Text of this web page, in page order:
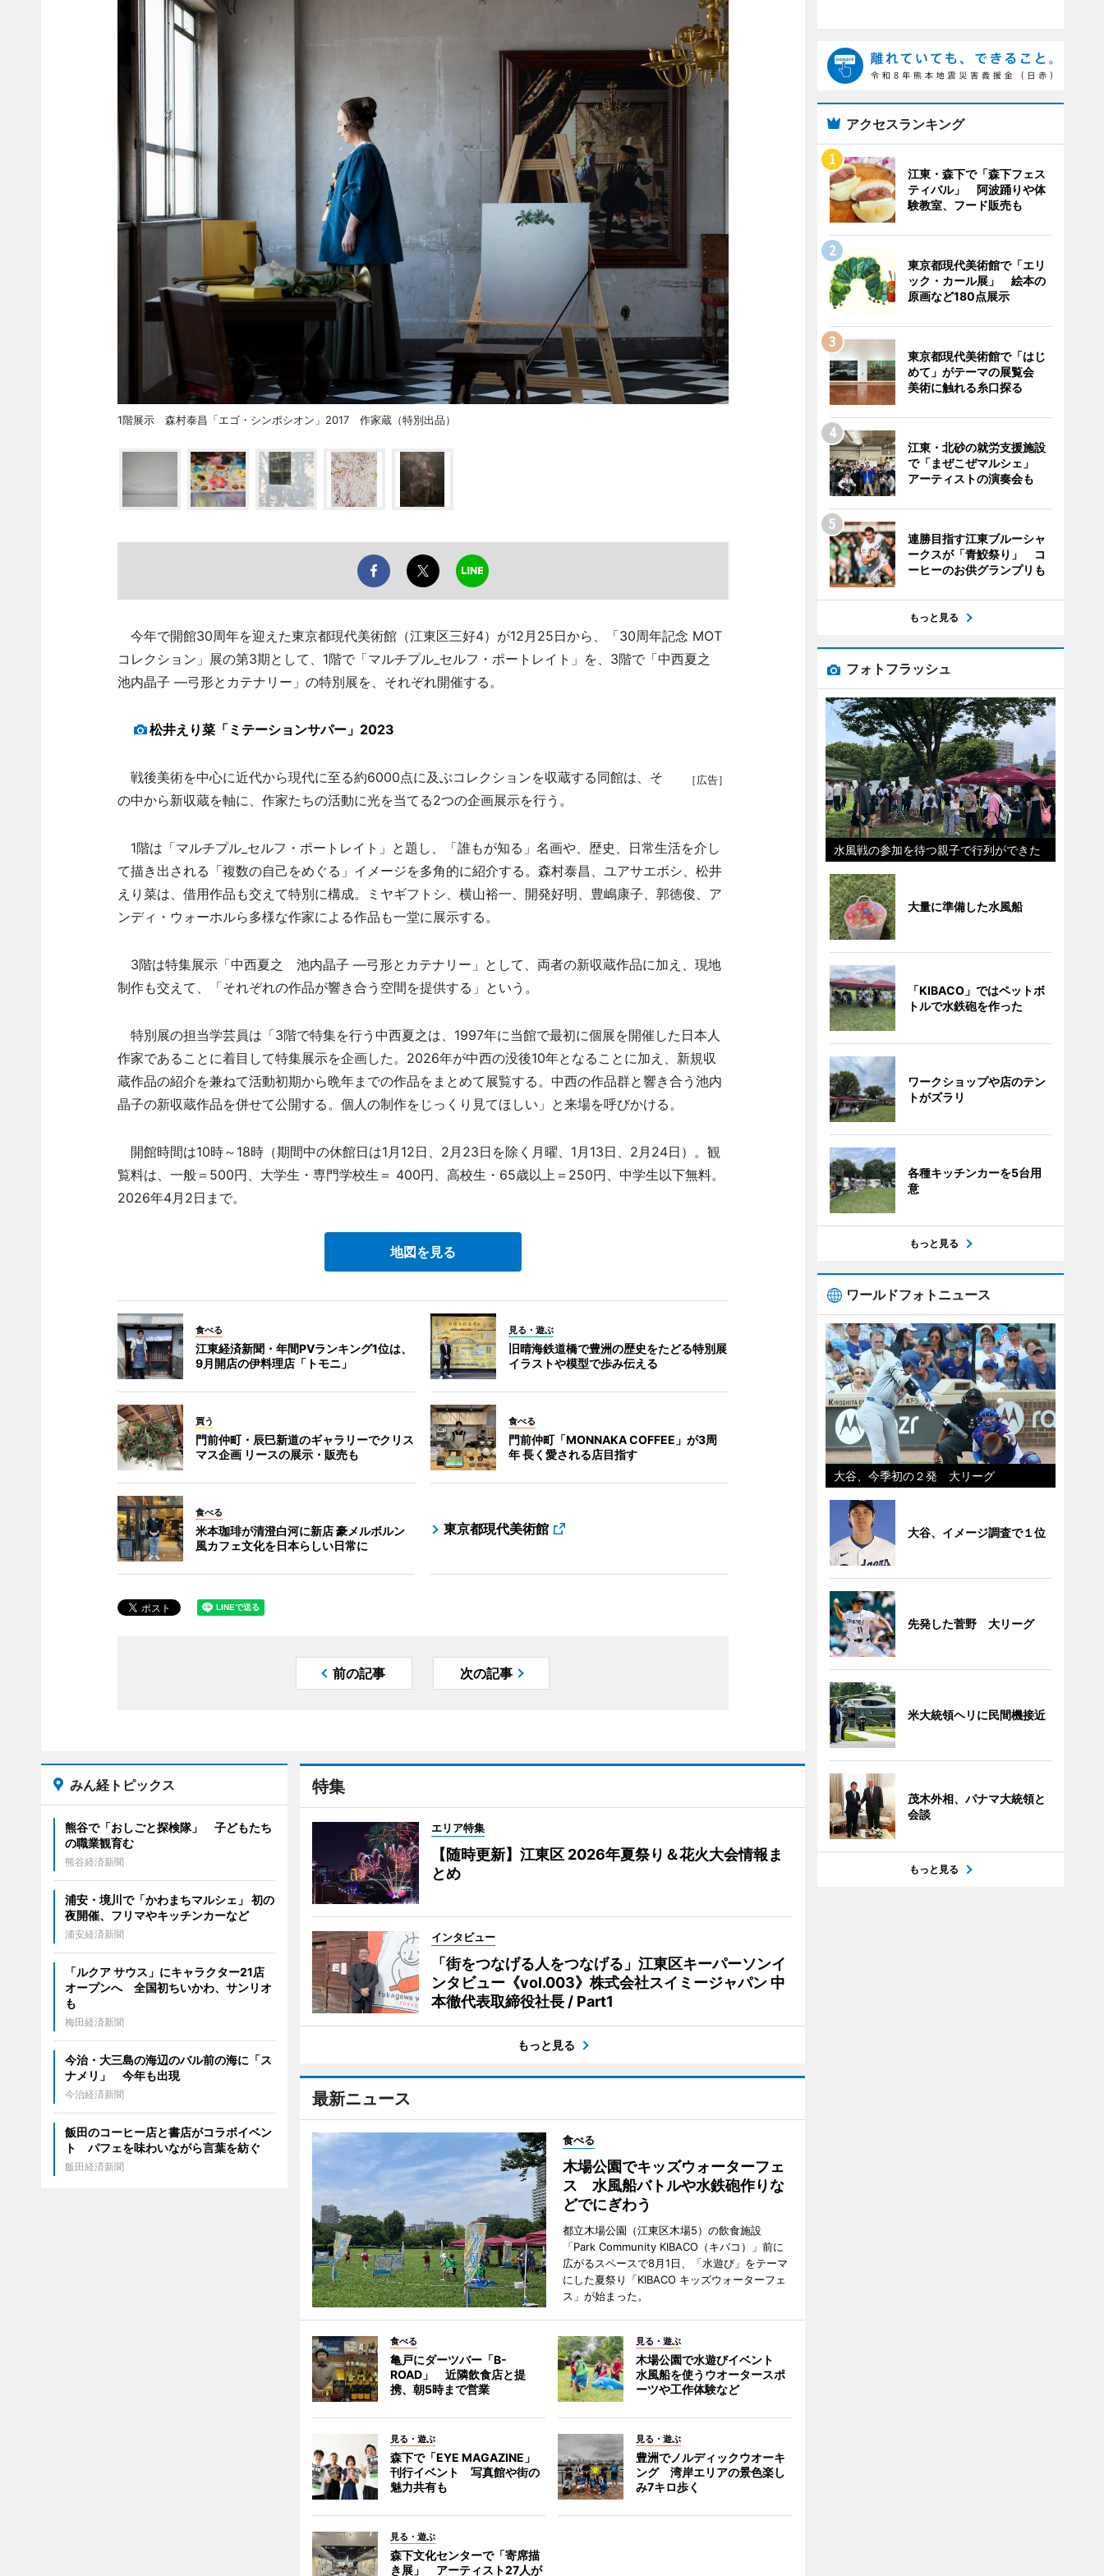
1階展示 森村泰昌「エゴ・シンポシオン」2017 作家蔵（特別出品）
今年で開館30周年を迎えた東京都現代美術館（江東区三好4）が12月25日から、「30周年記念 MOT
コレクション」展の第3期として、1階で「マルチプル_セルフ・ポートレイト」を、3階で「中西夏之
池内晶子 ―弓形とカテナリー」の特別展を、それぞれ開催する。
松井えり菜「ミテーションサパー」2023
［広告］
戦後美術を中心に近代から現代に至る約6000点に及ぶコレクションを収蔵する同館は、そ
の中から新収蔵を軸に、作家たちの活動に光を当てる2つの企画展示を行う。
1階は「マルチプル_セルフ・ポートレイト」と題し、「誰もが知る」名画や、歴史、日常生活を介し
て描き出される「複数の自己をめぐる」イメージを多角的に紹介する。森村泰昌、ユアサエボシ、松井
えり菜は、借用作品も交えて特別に構成。ミヤギフトシ、横山裕一、開発好明、豊嶋康子、郭徳俊、ア
ンディ・ウォーホルら多様な作家による作品も一堂に展示する。
3階は特集展示「中西夏之 池内晶子 ―弓形とカテナリー」として、両者の新収蔵作品に加え、現地
制作も交えて、「それぞれの作品が響き合う空間を提供する」という。
特別展の担当学芸員は「3階で特集を行う中西夏之は、1997年に当館で最初に個展を開催した日本人
作家であることに着目して特集展示を企画した。2026年が中西の没後10年となることに加え、新規収
蔵作品の紹介を兼ねて活動初期から晩年までの作品をまとめて展覧する。中西の作品群と響き合う池内
晶子の新収蔵作品を併せて公開する。個人の制作をじっくり見てほしい」と来場を呼びかける。
開館時間は10時～18時（期間中の休館日は1月12日、2月23日を除く月曜、1月13日、2月24日）。観
覧料は、一般＝500円、大学生・専門学校生＝ 400円、高校生・65歳以上＝250円、中学生以下無料。
2026年4月2日まで。
地図を見る
食べる
江東経済新聞・年間PVランキング1位は、
9月開店の伊料理店「トモニ」
見る・遊ぶ
旧晴海鉄道橋で豊洲の歴史をたどる特別展
イラストや模型で歩み伝える
買う
門前仲町・辰巳新道のギャラリーでクリス
マス企画 リースの展示・販売も
食べる
門前仲町「MONNAKA COFFEE」が3周
年 長く愛される店目指す
食べる
米本珈琲が清澄白河に新店 豪メルボルン
風カフェ文化を日本らしい日常に
東京都現代美術館
前の記事 次の記事
特集
エリア特集
【随時更新】江東区 2026年夏祭り＆花火大会情報ま
とめ
インタビュー
「街をつなげる人をつなげる」江東区キーパーソンイ
ンタビュー《vol.003》株式会社スイミージャパン 中
本徹代表取締役社長 / Part1
もっと見る
最新ニュース
食べる
木場公園でキッズウォーターフェ
ス 水風船バトルや水鉄砲作りな
どでにぎわう
都立木場公園（江東区木場5）の飲食施設
「Park Community KIBACO（キバコ）」前に
広がるスペースで8月1日、「水遊び」をテーマ
にした夏祭り「KIBACO キッズウォーターフェ
ス」が始まった。
食べる
亀戸にダーツバー「B-
ROAD」 近隣飲食店と提
携、朝5時まで営業
見る・遊ぶ
木場公園で水遊びイベント
水風船を使うウオータースポ
ーツや工作体験など
見る・遊ぶ
森下で「EYE MAGAZINE」
刊行イベント 写真館や街の
魅力共有も
見る・遊ぶ
豊洲でノルディックウオーキ
ング 湾岸エリアの景色楽し
み7キロ歩く
見る・遊ぶ
森下文化センターで「寄席描
き展」 アーティスト27人が
みん経トピックス
熊谷で「おしごと探検隊」 子どもたち
の職業観育む
熊谷経済新聞
浦安・境川で「かわまちマルシェ」 初の
夜開催、フリマやキッチンカーなど
浦安経済新聞
「ルクア サウス」にキャラクター21店
オープンへ 全国初ちいかわ、サンリオ
も
梅田経済新聞
今治・大三島の海辺のバル前の海に「ス
ナメリ」 今年も出現
今治経済新聞
飯田のコーヒー店と書店がコラボイベン
ト パフェを味わいながら言葉を紡ぐ
飯田経済新聞
アクセスランキング
江東・森下で「森下フェス
ティバル」 阿波踊りや体
験教室、フード販売も
東京都現代美術館で「エリ
ック・カール展」 絵本の
原画など180点展示
東京都現代美術館で「はじ
めて」がテーマの展覧会
美術に触れる糸口探る
江東・北砂の就労支援施設
で「まぜこぜマルシェ」
アーティストの演奏会も
連勝目指す江東ブルーシャ
ークスが「青鮫祭り」 コ
ーヒーのお供グランプリも
もっと見る
フォトフラッシュ
水風戦の参加を待つ親子で行列ができた
大量に準備した水風船
「KIBACO」ではペットボ
トルで水鉄砲を作った
ワークショップや店のテン
トがズラリ
各種キッチンカーを5台用
意
もっと見る
ワールドフォトニュース
大谷、今季初の２発 大リーグ
大谷、イメージ調査で１位
先発した菅野 大リーグ
米大統領ヘリに民間機接近
茂木外相、パナマ大統領と
会談
もっと見る